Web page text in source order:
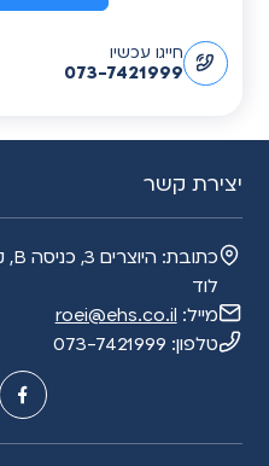
חייגו עכשיו
073-7421999
יצירת קשר
כתובת:
לוד
מייל: roei@ehs.co.il
טלפון: 073-7421999